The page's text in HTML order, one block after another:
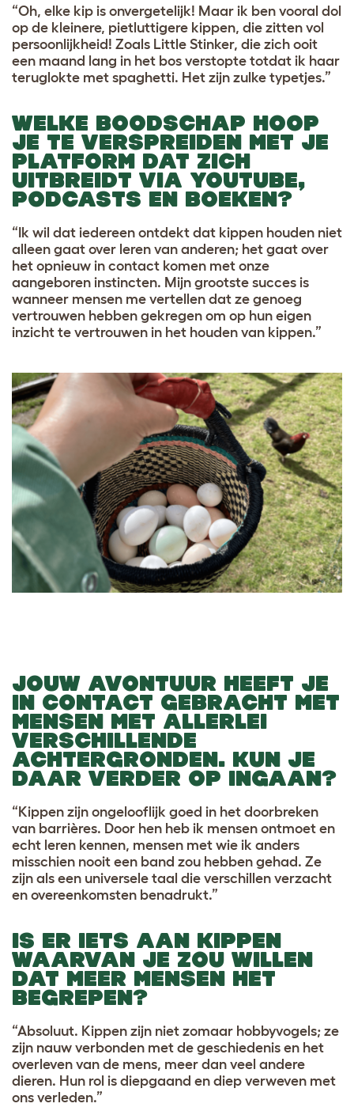
“Oh, elke kip is onvergetelijk! Maar ik ben vooral dol
op de kleinere, pietluttigere kippen, die zitten vol
persoonlijkheid! Zoals Little Stinker, die zich ooit
een maand lang in het bos verstopte totdat ik haar
teruglokte met spaghetti. Het zijn zulke typetjes.”
WELKE BOODSCHAP HOOP
JE TE VERSPREIDEN MET JE
PLATFORM DAT ZICH
UITBREIDT VIA YOUTUBE,
PODCASTS EN BOEKEN?
“Ik wil dat iedereen ontdekt dat kippen houden niet
alleen gaat over leren van anderen; het gaat over
het opnieuw in contact komen met onze
aangeboren instincten. Mijn grootste succes is
wanneer mensen me vertellen dat ze genoeg
vertrouwen hebben gekregen om op hun eigen
inzicht te vertrouwen in het houden van kippen.”
JOUW AVONTUUR HEEFT JE
IN CONTACT GEBRACHT MET
MENSEN MET ALLERLEI
VERSCHILLENDE
ACHTERGRONDEN. KUN JE
DAAR VERDER OP INGAAN?
“Kippen zijn ongelooflijk goed in het doorbreken
van barrières. Door hen heb ik mensen ontmoet en
echt leren kennen, mensen met wie ik anders
misschien nooit een band zou hebben gehad. Ze
zijn als een universele taal die verschillen verzacht
en overeenkomsten benadrukt.”
IS ER IETS AAN KIPPEN
WAARVAN JE ZOU WILLEN
DAT MEER MENSEN HET
BEGREPEN?
“Absoluut. Kippen zijn niet zomaar hobbyvogels; ze
zijn nauw verbonden met de geschiedenis en het
overleven van de mens, meer dan veel andere
dieren. Hun rol is diepgaand en diep verweven met
ons verleden.”